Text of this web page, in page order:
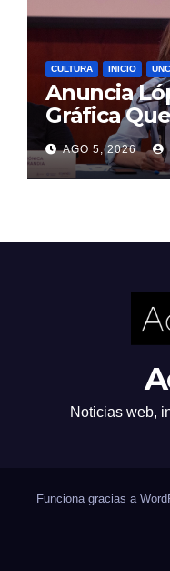
CULTURA INICIO
Anuncia
Gráfica
CEART
AGO 5, 2026
Noticias web,
Funciona gracias a